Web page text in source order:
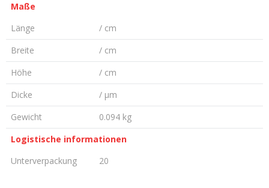
Maße
Länge
/ cm
Breite
/ cm
Höhe
/ cm
Dicke
/ µm
Gewicht
0.094 kg
Logistische informationen
Unterverpackung
20